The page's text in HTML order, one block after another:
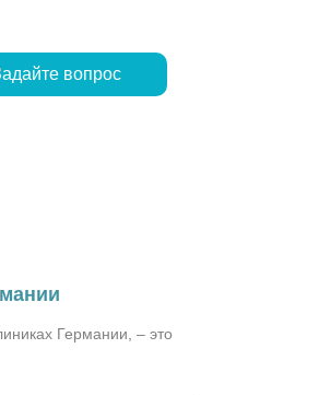
вопрос
Германии, – это